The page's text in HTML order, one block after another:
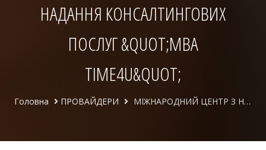
НАДАННЯ КОНСАЛТИНГОВИХ
ПОСЛУГ &QUOT;MBA
TIME4U&QUOT;
Головна ПРОВАЙДЕРИ МІЖНАРОДНИЙ ЦЕНТР З НАВЧАННЯ, СТАЖУВАННЯ ТА НАДАННЯ КОНСАЛТИНГОВИХ ПОСЛУГ "MBA TIME4U"